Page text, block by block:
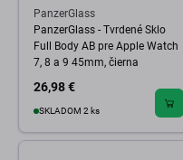
PanzerGlass
PanzerGlass - Tvrdené Sklo
Full Body AB pre Apple Watch
7, 8 a 9 45mm, čierna
26,98 €
SKLADOM 2 ks